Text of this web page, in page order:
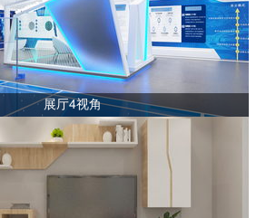
展厅4视角